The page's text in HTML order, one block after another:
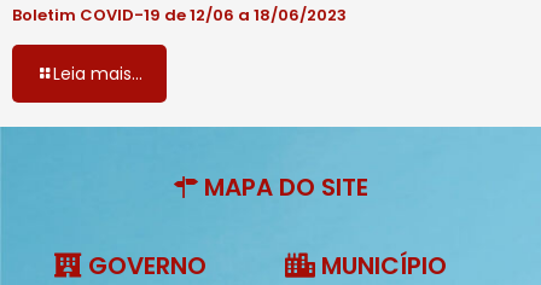
Boletim COVID-19 de 12/06 a 18/06/2023
Leia mais...
MAPA DO SITE
GOVERNO MUNICÍPIO